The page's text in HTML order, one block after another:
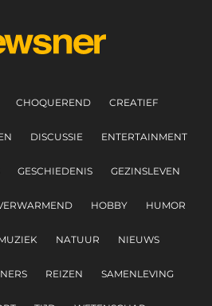
CHOQUEREND CREATIEF
DISCUSSIE ENTERTAINMENT
GESCHIEDENIS GEZINSLEVEN
HOBBY HUMOR
NATUUR NIEUWS
REIZEN SAMENLEVING